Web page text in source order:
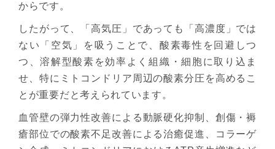
からです。
したがって、「高気圧」であっても「高濃度」では
ない「空気」を吸うことで、酸素毒性を回避しつ
つ、溶解型酸素を効率よく組織・細胞に取り込ま
せ、特にミトコンドリア周辺の酸素分圧を高めるこ
とが重要だと考えられています。
血管壁の弾力性改善による動脈硬化抑制、創傷・褥
瘡部位での酸素不足改善による治癒促進、コラーゲ